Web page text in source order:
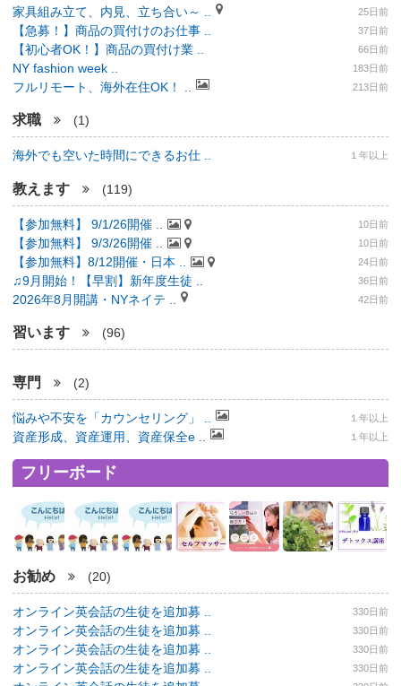
家具組み立て、内見、立ち合い～ .. 25日前
【急募！】商品の買付けのお仕事 .. 37日前
【初心者OK！】商品の買付け業 .. 66日前
NY fashion week .. 183日前
フルリモート、海外在住OK！ .. 213日前
求職 (1)
海外でも空いた時間にできるお仕 .. １年以上
教えます (119)
【参加無料】 9/1/26開催 .. 10日前
【参加無料】 9/3/26開催 .. 10日前
【参加無料】8/12開催・日本 .. 24日前
♫9月開始！【早割】新年度生徒 .. 36日前
2026年8月開講・NYネイテ .. 42日前
習います (96)
専門 (2)
悩みや不安を「カウンセリング」 .. １年以上
資産形成、資産運用、資産保全e .. １年以上
フリーボード
お勧め (20)
オンライン英会話の生徒を追加募 .. 330日前
オンライン英会話の生徒を追加募 .. 330日前
オンライン英会話の生徒を追加募 .. 330日前
オンライン英会話の生徒を追加募 .. 330日前